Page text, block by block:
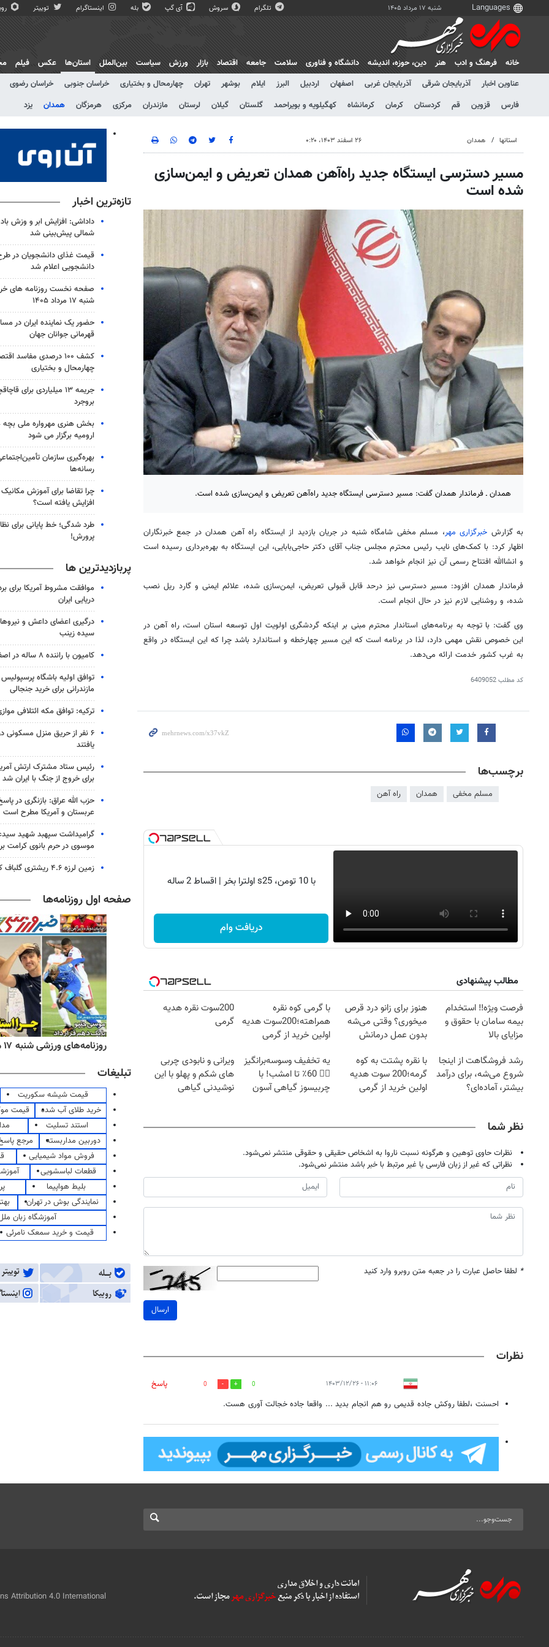
شنبه ۱۷ مرداد ۱۴۰۵ تلگرام سروش آی گپ بله اینستاگرام توییتر
خانه فرهنگ و ادب هنر دين، حوزه، انديشه دانشگاه و فناوری سلامت جامعه اقتصاد بازار ورزش سیاست بین‌الملل
استان‌ها
عناوین اخبار
آذربایجان شرقی آذربایجان غربی اصفهان اردبیل البرز ایلام بوشهر تهران چهارمحال و بختیاری خراسان جنوبی خراسان رضوی
فارس
قزوین قم کردستان کرمان کرمانشاه کهگیلویه و بویراحمد گلستان گیلان لرستان مازندران مرکزی هرمزگان همدان یزد
عکس فیلم
استانها همدان ۲۶ اسفند ۱۴۰۳، ۰:۲۰
مسیر دسترسی ایستگاه جدید راه‌آهن همدان تعریض و ایمن‌سازی
شده است
همدان ـ فرماندار همدان گفت: مسیر دسترسی ایستگاه جدید راه‌آهن تعریض و ایمن‌سازی شده است.
به گزارش خبرگزاری مهر، مسلم مخفی شامگاه شنبه در جریان بازدید از ایستگاه راه آهن همدان در جمع خبرنگاران
اظهار کرد: با کمک‌های نایب رئیس محترم مجلس جناب آقای دکتر حاجی‌بابایی، این ایستگاه به بهره‌برداری رسیده است
و انشاالله افتتاح رسمی آن نیز انجام خواهد شد.
فرماندار همدان افزود: مسیر دسترسی نیز درحدقابل قبولی تعریض، ایمن‌سازی شده، علائم ایمنی و گارد ریل نصب
شده، و روشنایی لازم نیز در حال انجام است.
وی گفت: با توجه به برنامه‌های استاندار محترم مبنی بر اینکه گردشگری اولویت اول توسعه استان است، راه آهن در
این خصوص نقش مهمی دارد، لذا در برنامه است که این مسیر چهارخطه و استاندارد باشد چرا که این ایستگاه در واقع
به غرب کشور خدمت ارائه می‌دهد.
کد مطلب6409052
برچسب‌ها
مسلم مخفی همدان راه آهن
با 10 تومن، s25 اولترا بخر | اقساط 2 ساله
دریافت وام
مطالب پیشنهادی
فرصت ویژه‼️ استخدام
بیمه سامان با حقوق و
مزایای بالا
هنوز برای زانو درد قرص
میخوری؟ وقتی می‌شه
بدون عمل درمانش
با گرمی کوه نقره
همراهته؛200سوت هدیه
اولین خرید از گرمی
200سوت نقره هدیه
گرمی
رشد فروشگاهت از اینجا
شروع می‌شه، برای درآمد
بیشتر، آماده‌ای؟
با نقره پشتت به کوه
گرمه؛200 سوت هدیه
اولین خرید از گرمی
یه تخفیف وسوسه‌برانگیز
👈🏻 60٪ تا امشب! با
چربیسوز گیاهی آسون
ویرانی و نابودی چربی
های شکم و پهلو با این
نوشیدنی گیاهی
نظر شما
نظرات حاوی توهین و هرگونه نسبت ناروا به اشخاص حقیقی و حقوقی منتشر نمی‌شود.
نظراتی که غیر از زبان فارسی یا غیر مرتبط با خبر باشد منتشر نمی‌شود.
* لطفا حاصل عبارت را در جعبه متن روبرو وارد کنید
ارسال
نظرات
۱۱:۰۶ - ۱۴۰۳/۱۲/۲۶ 0
0
پاسخ
احسنت ،لطفا روکش جاده قدیمی رو هم انجام بدید ... واقعا جاده خجالت آوری هست.
تازه‌ترین اخبار
داداشی: افزایش ابر و وزش
شمالی پیش‌بینی شد
قیمت غذای دانشجویان در
دانشجویی اعلام شد
صفحه نخست روزنامه های
شنبه ۱۷ مرداد ۱۴۰۵
حضور یک نماینده ایران در
قهرمانی جوانان جهان
کشف ۱۰۰ درصدی مفاسد
چهارمحال و بختیاری
جریمه ۱۳ میلیاردی برای
بروجرد
بخش هنری مهرواره ملی بچه
ارومیه برگزار می شود
بهره‌گیری سازمان
رسانه‌ها
چرا تقاضا برای آموزش مکانیک
افزایش یافته است؟
طرد شدگی؛ خط پایانی برای
پرورش!
پربازدیدترین ها
موافقت مشروط آمریکا برای
دریایی ایران
درگیری اعضای داعش و
سیده زینب
کامیون با راننده ۸ ساله در اصفهان توقیف شد
توافق اولیه باشگاه
مازندرانی برای خرید جنجالی
ترکیه: توافق مکه ائتلافی
۶ نفر از حریق منزل
یافتند
رئیس ستاد مشترک ارتش
برای خروج از جنگ با ایران شد
حزب الله عراق: بازنگری در
عربستان و آمریکا مطرح است
گرامیداشت سپهبد شهید
موسوی در حرم بانوی کرامت
زمین لرزه ۴.۶ ریشتری گلباف کرمان را لرزاند
صفحه اول روزنامه‌ها
روزنامه‌های ورزشی شنبه ۱۷ مرداد ۱۴۰۵
تبلیغات
قیمت شیشه سکوریت
خرید طلای آب شده
قیمت
استند تسلیت
دوربین مداربسته
مرجع
فروش مواد شیمیایی
قطعات لباسشویی
بلیط هواپیما
نمایندگی بوش در تهران
آموزشگاه زبان
قیمت و خرید سمعک نامرئی
Attribution 4.0 International